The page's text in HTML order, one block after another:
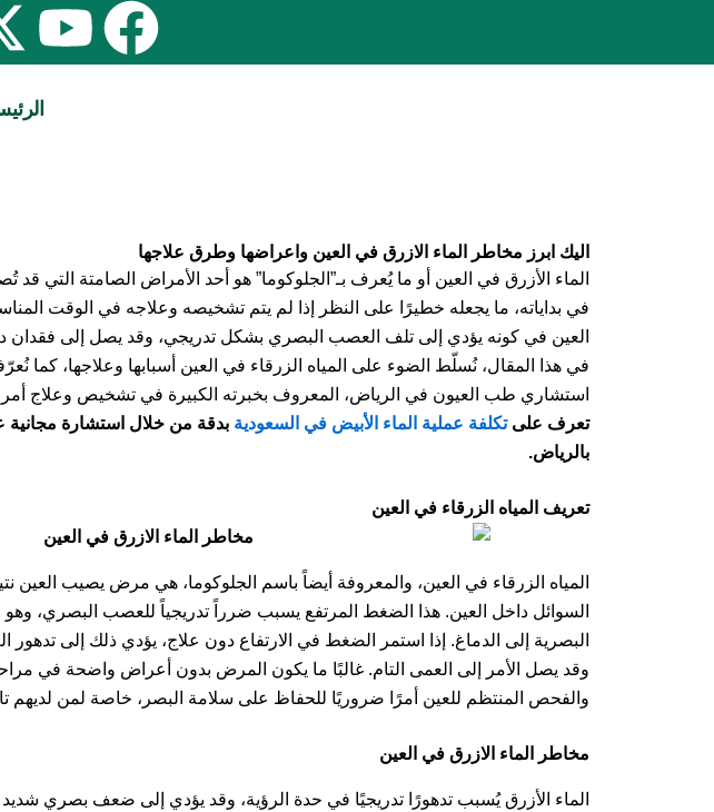
المحتوى
F
a
o
o
k
Y
o
u
b
e
اليك ابرز مخاطر الماء الازرق في العين واعراضها وطرق علاجها
الماء الأزرق في العين أو ما يُعرف بـ”الجلوكوما” هو أحد الأمراض الصامتة التي
في بداياته، ما يجعله خطيرًا على النظر إذا لم يتم تشخيصه وعلاجه في الوقت
العين في كونه يؤدي إلى تلف العصب البصري بشكل تدريجي، وقد يصل إلى فقدان
في هذا المقال، نُسلّط الضوء على المياه الزرقاء في العين أسبابها وعلاجها،
استشاري طب العيون في الرياض، المعروف بخبرته الكبيرة في تشخيص وعلاج
تعرف على تكلفة عملية الماء الأبيض في السعودية بدقة من خلال استشارة مجانية
بالرياض.
تعريف المياه الزرقاء في العين
المياه الزرقاء في العين، والمعروفة أيضاً باسم الجلوكوما، هي مرض يصيب العين
السوائل داخل العين. هذا الضغط المرتفع يسبب ضرراً تدريجياً للعصب البصري،
البصرية إلى الدماغ. إذا استمر الضغط في الارتفاع دون علاج، يؤدي ذلك إلى تدهور
وقد يصل الأمر إلى العمى التام. غالبًا ما يكون المرض بدون أعراض واضحة في
والفحص المنتظم للعين أمرًا ضروريًا للحفاظ على سلامة البصر، خاصة لمن لديهم
مخاطر الماء الازرق في العين
الماء الأزرق يُسبب تدهورًا تدريجيًا في حدة الرؤية، وقد يؤدي إلى ضعف بصري